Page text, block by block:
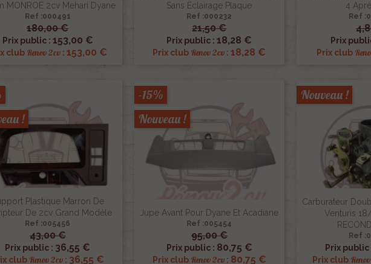
MONROE 2cv Mehari Dyane
Ref :000491
180,00 €
Prix public : 153,00 €
club Renov 2cv: 153,00 €
 Aperçu rapide
Sans Eclairage Plaque
Ref :000232
21,50 €
Prix public :18,28 €
Prix club Renov 2cv :18,28 €
 Aperçu rapide
4
Ref
Prix
Prix club

Plastique Marron De
De 2cv Grand Modèle
Ref :005456
43,00 €
Prix public : 36,55 €
club Renov 2cv : 36,55 €
!
 Aperçu rapide
Jupe Avant Pour Dyane Et Acadiane
Ref :005454
95,00 €
Prix public : 80,75 €
Prix club Renov 2cv: 80,75 €
-15%
Nouveau !
 Aperçu rapide
Carburateur
Venturis
Ref
Prix public
Prix club
Nouveau !
